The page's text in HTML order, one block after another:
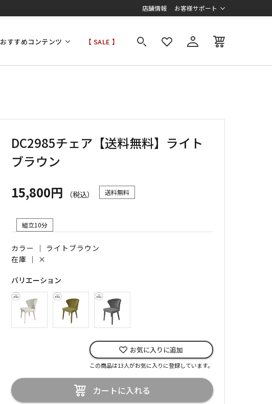
店舗情報 お客様サポート
おすすめコンテンツ 【 SALE 】
DC2985チェア【送料無料】ライト
ブラウン
15,800円
（税込） 送料無料
組立10分
カラー ｜ ライトブラウン
在庫 ｜ ×
バリエーション
お気に入りに追加
この商品は13人がお気に入りに登録しています。
カートに入れる